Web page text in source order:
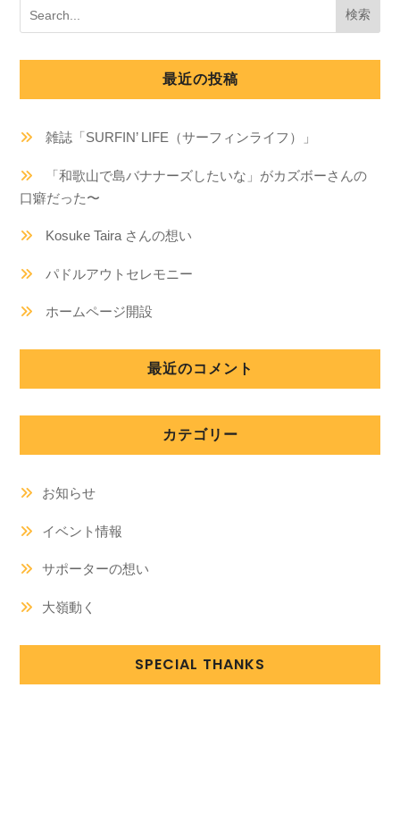
最近の投稿
雑誌「SURFIN’ LIFE（サーフィンライフ）」
「和歌山で島バナナーズしたいな」がカズボーさんの
口癖だった〜
Kosuke Taira さんの想い
パドルアウトセレモニー
ホームページ開設
最近のコメント
カテゴリー
お知らせ
イベント情報
サポーターの想い
大嶺動く
SPECIAL THANKS